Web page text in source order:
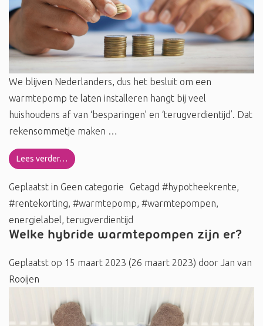
We blijven Nederlanders, dus het besluit om een
warmtepomp te laten installeren hangt bij veel
huishoudens af van ‘besparingen’ en ‘terugverdientijd’. Dat
rekensommetje maken …
Lees verder…
Geplaatst in Geen categorie Getagd #hypotheekrente,
#rentekorting, #warmtepomp, #warmtepompen,
energielabel, terugverdientijd
Welke hybride warmtepompen zijn er?
Geplaatst op 15 maart 2023 (26 maart 2023) door Jan van
Rooijen